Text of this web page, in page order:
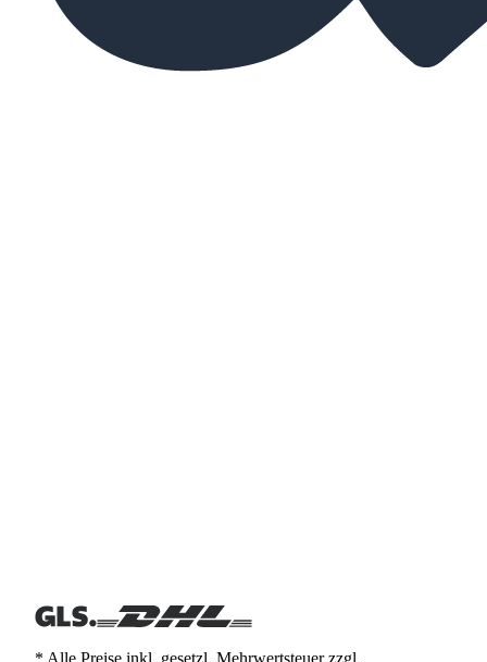
* Alle Preise inkl. gesetzl. Mehrwertsteuer zzgl.